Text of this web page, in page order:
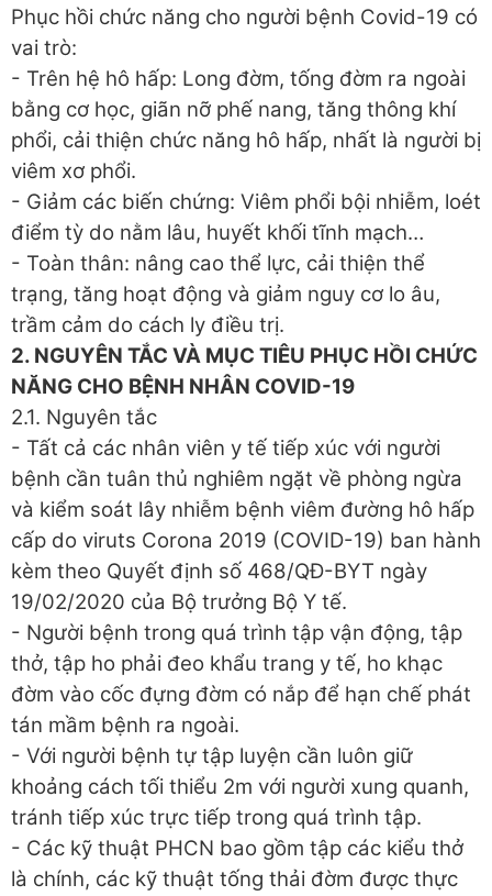
Phục hồi chức năng cho người bệnh Covid-19 có
vai trò:
- Trên hệ hô hấp: Long đờm, tống đờm ra ngoài
bằng cơ học, giãn nỡ phế nang, tăng thông khí
phổi, cải thiện chức năng hô hấp, nhất là người bị
viêm xơ phổi.
- Giảm các biến chứng: Viêm phổi bội nhiễm, loét
điểm tỳ do nằm lâu, huyết khối tĩnh mạch…
- Toàn thân: nâng cao thể lực, cải thiện thể
trạng, tăng hoạt động và giảm nguy cơ lo âu,
trầm cảm do cách ly điều trị.
2. NGUYÊN TẮC VÀ MỤC TIÊU PHỤC HỒI CHỨC
NĂNG CHO BỆNH NHÂN COVID-19
2.1. Nguyên tắc
- Tất cả các nhân viên y tế tiếp xúc với người
bệnh cần tuân thủ nghiêm ngặt về phòng ngừa
và kiểm soát lây nhiễm bệnh viêm đường hô hấp
cấp do viruts Corona 2019 (COVID-19) ban hành
kèm theo Quyết định số 468/QĐ-BYT ngày
19/02/2020 của Bộ trưởng Bộ Y tế.
- Người bệnh trong quá trình tập vận động, tập
thở, tập ho phải đeo khẩu trang y tế, ho khạc
đờm vào cốc đựng đờm có nắp để hạn chế phát
tán mầm bệnh ra ngoài.
- Với người bệnh tự tập luyện cần luôn giữ
khoảng cách tối thiểu 2m với người xung quanh,
tránh tiếp xúc trực tiếp trong quá trình tập.
- Các kỹ thuật PHCN bao gồm tập các kiểu thở
là chính, các kỹ thuật tống thải đờm được thực